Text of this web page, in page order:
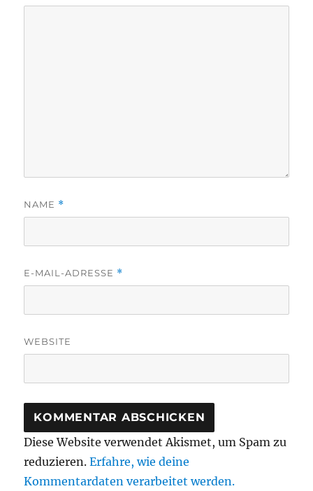
NAME *
E-MAIL-ADRESSE *
WEBSITE
Diese Website verwendet Akismet, um Spam zu
reduzieren.Erfahre, wie deine
Kommentardaten verarbeitet werden.